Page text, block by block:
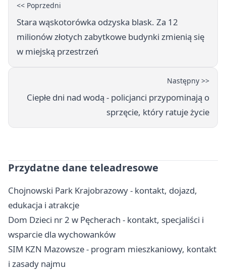
<< Poprzedni
Stara wąskotorówka odzyska blask. Za 12
milionów złotych zabytkowe budynki zmienią się
w miejską przestrzeń
Następny >>
Ciepłe dni nad wodą - policjanci przypominają o
sprzęcie, który ratuje życie
Przydatne dane teleadresowe
Chojnowski Park Krajobrazowy - kontakt, dojazd,
edukacja i atrakcje
Dom Dzieci nr 2 w Pęcherach - kontakt, specjaliści i
wsparcie dla wychowanków
SIM KZN Mazowsze - program mieszkaniowy, kontakt
i zasady najmu